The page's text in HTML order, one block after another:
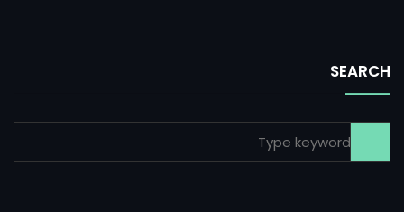
SEARCH